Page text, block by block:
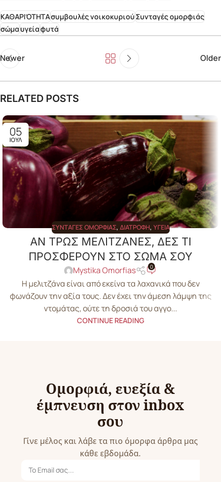
ΚΑΘΑΡΙΌΤΗΤΑσυμβουλές νοικοκυριούΣυνταγές ομορφιάς
σώμαυγείαφυτά
Newer Older
RELATED POSTS
05
ΙΟΎΛ
ΣΥΝΤΑΓΈΣ ΟΜΟΡΦΙΆΣ, ΔΙΑΤΡΟΦΉ, ΥΓΕΊΑ
ΑΝ ΤΡΩΣ ΜΕΛΙΤΖΑΝΕΣ, ΔΕΣ ΤΙ
ΠΡΟΣΦΕΡΟΥΝ ΣΤΟ ΣΩΜΑ ΣΟΥ
Mystika Omorfias 0
Η μελιτζάνα είναι από εκείνα τα λαχανικά που δεν
φωνάζουν την αξία τους. Δεν έχει την άμεση λάμψη της
ντομάτας, ούτε τη δροσιά του αγγο...
CONTINUE READING
Ομορφιά, ευεξία &
έμπνευση στον inbox
σου
Γίνε μέλος και λάβε τα πιο όμορφα άρθρα μας
κάθε εβδομάδα.